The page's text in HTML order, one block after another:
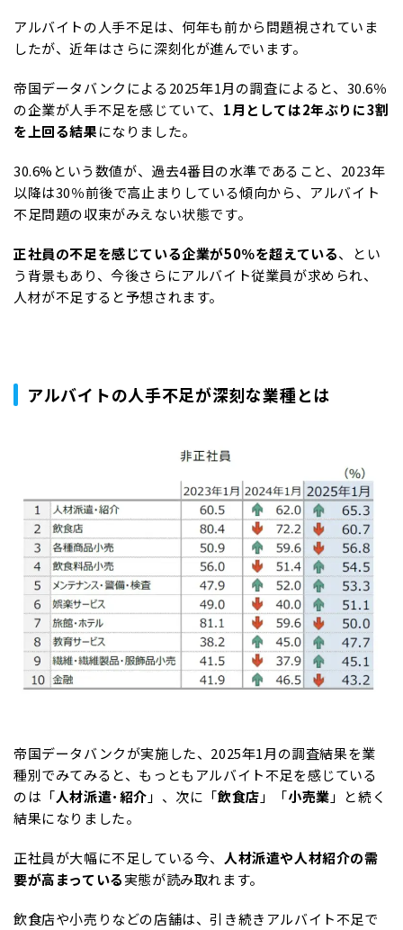
アルバイトの人手不足は、何年も前から問題視されていま
したが、近年はさらに深刻化が進んでいます。
帝国データバンクによる2025年1月の調査によると、30.6％
の企業が人手不足を感じていて、 1月としては2年ぶりに3割
を上回る結果になりました。
30.6%という数値が、過去4番目の水準であること、2023年
以降は30％前後で高止まりしている傾向から、アルバイト
不足問題の収束がみえない状態です。
正社員の不足を感じている企業が50％を超えている、とい
う背景もあり、今後さらにアルバイト従業員が求められ、
人材が不足すると予想されます。
アルバイトの人手不足が深刻な業種とは
帝国データバンクが実施した、2025年1月の調査結果を業
種別でみてみると、もっともアルバイト不足を感じている
のは「人材派遣･紹介 」、次に「飲食店 」「小売業 」と続く
結果になりました。
正社員が大幅に不足している今、 人材派遣や人材紹介の需
要が高まっている実態が読み取れます。
飲食店や小売りなどの店舗は、引き続きアルバイト不足で